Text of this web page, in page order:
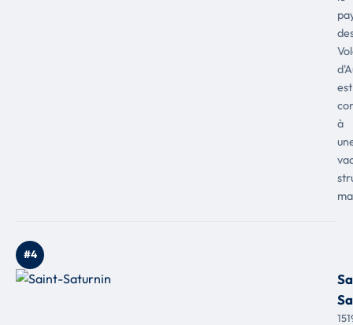
est
à
#4